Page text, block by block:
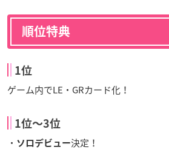
順位特典
1位
ゲーム内でLE・GRカード化！
1位〜3位
・ ソロデビュー決定！